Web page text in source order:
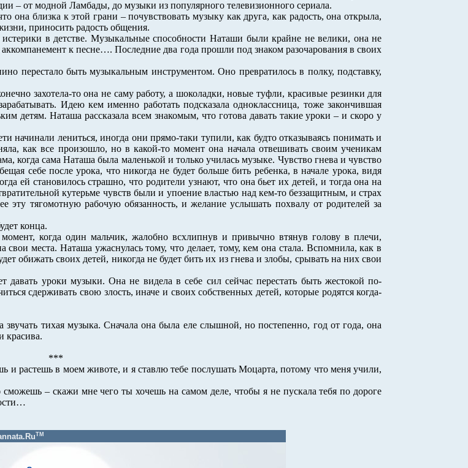
– от модной Ламбады, до музыки из популярного телевизионного сериала.
она близка к этой грани – почувствовать музыку как друга, как радость, она открыла,
приносить радость общения.
в детстве. Музыкальные способности Наташи были крайне не велики, она не
к песне…. Последние два года прошли под знаком разочарования в своих
перестало быть музыкальным инструментом. Оно превратилось в полку, подставку,
захотела-то она не саму работу, а шоколадки, новые туфли, красивые резинки для
Идею кем именно работать подсказала одноклассница, тоже закончившая
детям. Наташа рассказала всем знакомым, что готова давать такие уроки – и скоро у
начинали лениться, иногда они прямо-таки тупили, как будто отказываясь понимать и
как все произошло, но в какой-то момент она начала отвешивать своим ученикам
когда сама Наташа была маленькой и только училась музыке. Чувство гнева и чувство
себе после урока, что никогда не будет больше бить ребенка, в начале урока, видя
ей становилось страшно, что родители узнают, что она бьет их детей, и тогда она на
кутерьме чувств были и упоение властью над кем-то беззащитным, и страх
эту тягомотную рабочую обязанность, и желание услышать похвалу от родителей за
конца.
когда один мальчик, жалобно всхлипнув и привычно втянув голову в плечи,
свои места. Наташа ужаснулась тому, что делает, тому, кем она стала. Вспомнила, как в
обижать своих детей, никогда не будет бить их из гнева и злобы, срывать на них свои
давать уроки музыки. Она не видела в себе сил сейчас перестать быть жестокой по-
сдерживать свою злость, иначе и своих собственных детей, которые родятся когда-
тихая музыка. Сначала она была еле слышной, но постепенно, год от года, она
красива.
***
растешь в моем животе, и я ставлю тебе послушать Моцарта, потому что меня учили,
– скажи мне чего ты хочешь на самом деле, чтобы я не пускала тебя по дороге
TM